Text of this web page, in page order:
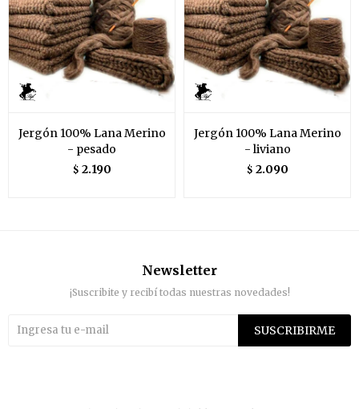
Jergón 100% Lana Merino
- pesado
$ 2.190
Jergón 100% Lana Merino
- liviano
$ 2.090
Newsletter
¡Suscribite y recibí todas nuestras novedades!
SUSCRIBIRME